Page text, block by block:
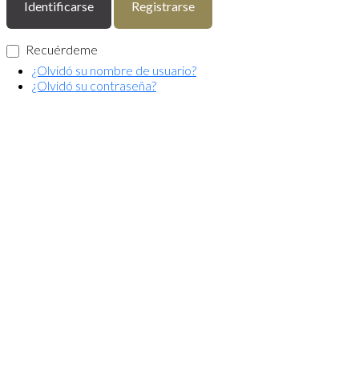
Identificarse Registrarse
Recuérdeme
¿Olvidó su nombre de usuario?
¿Olvidó su contraseña?